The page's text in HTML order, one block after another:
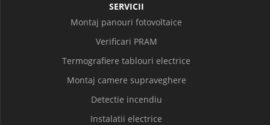
SERVICII
Montaj panouri fotovoltaice
Verificari PRAM
Termografiere tablouri electrice
Montaj camere supraveghere
Detectie incendiu
Instalatii electrice